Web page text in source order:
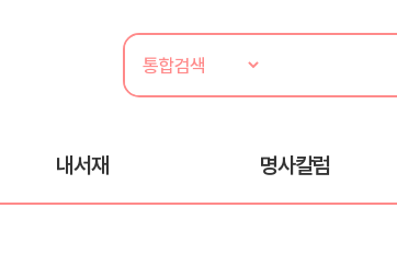
내서재 명사칼럼